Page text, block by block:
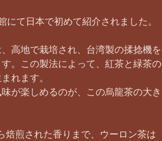
て日本で初めて紹介されました。
高地で栽培され、台湾製の揉捻機を
。この製法によって、紅茶と緑茶の
れます。
が楽しめるのが、この烏龍茶の大き
焙煎された香りまで、ウーロン茶は